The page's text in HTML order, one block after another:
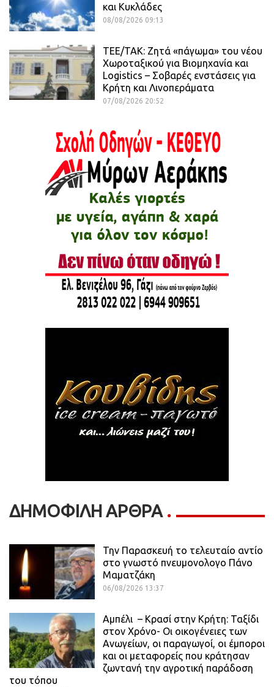
και Κυκλάδες
08/08/2026 09:13
ΤΕΕ/ΤΑΚ: Ζητά «πάγωμα» του νέου
Χωροταξικού για Βιομηχανία και
Logistics – Σοβαρές ενστάσεις για
Κρήτη και Λινοπεράματα
07/08/2026 20:52
ΔΗΜΟΦΙΛΗ ΑΡΘΡΑ
Την Παρασκευή το τελευταίο αντίο
στο γνωστό πνευμονολογο Πάνο
Μαματζάκη
06/08/2026 13:37
Αμπέλι – Κρασί στην Κρήτη: Ταξίδι
στον Χρόνο- Οι οικογένειες των
Ανωγείων, οι παραγωγοί, οι έμποροι
και οι μεταφορείς που κράτησαν
ζωντανή την αγροτική παράδοση
του τόπου